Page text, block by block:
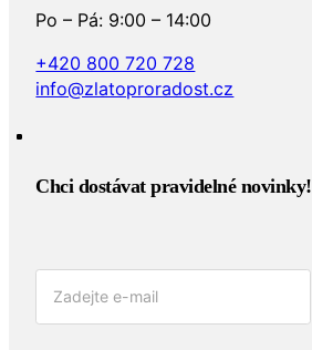
Po – Pá: 9:00 – 14:00
+420 800 720 728
info@zlatoproradost.cz
Chci dostávat pravidelné novinky!​